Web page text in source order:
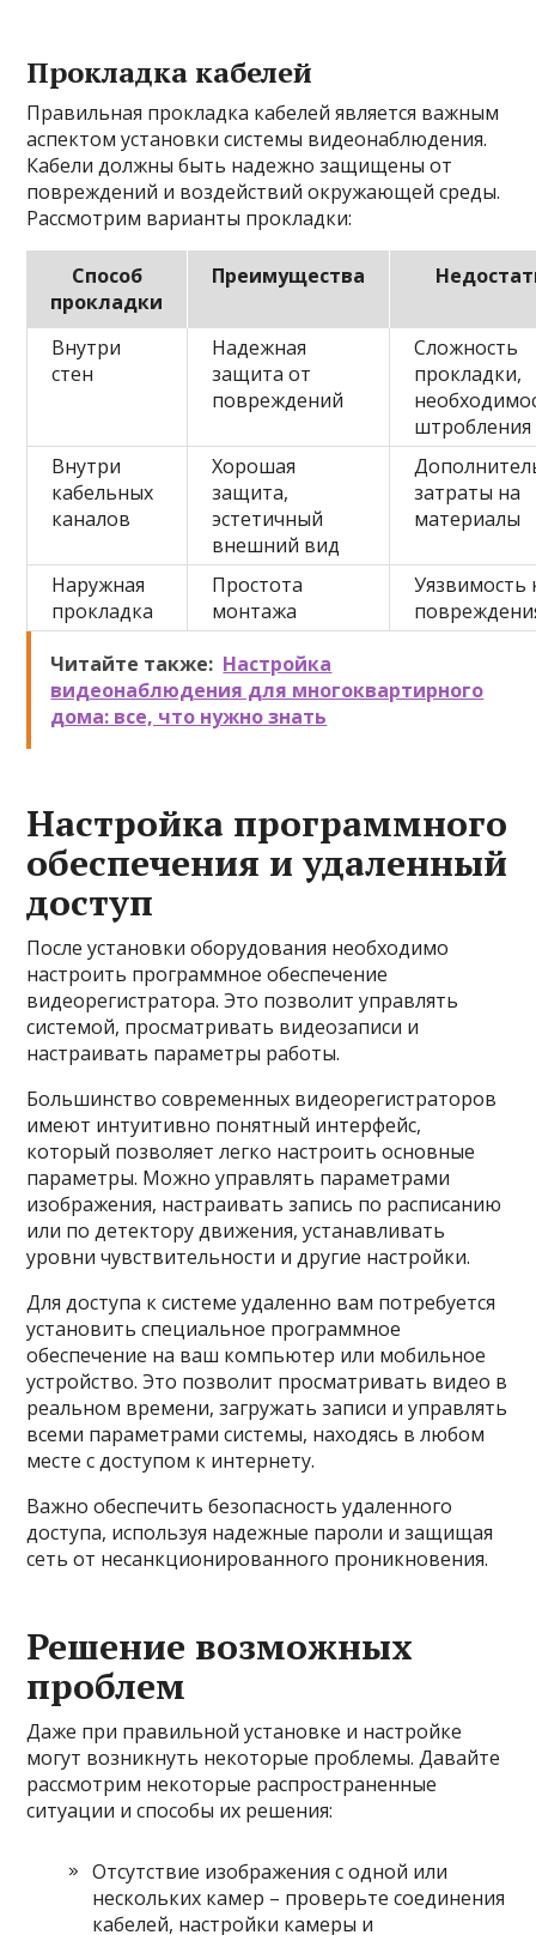
Прокладка кабелей
Правильная прокладка кабелей является важным
аспектом установки системы видеонаблюдения.
Кабели должны быть надежно защищены от
повреждений и воздействий окружающей среды.
Рассмотрим варианты прокладки:
Способ
прокладки
Преимущества
Внутри
стен
Надежная
защита от
повреждений
Сложность
прокладки,
штробления
Внутри
кабельных
каналов
Хорошая
защита,
эстетичный
внешний вид
затраты на
материалы
Наружная
прокладка
Простота
монтажа
Уязвимость
Читайте также: Настройка
видеонаблюдения для многоквартирного
дома: все, что нужно знать
Настройка программного
обеспечения и удаленный
доступ
После установки оборудования необходимо
настроить программное обеспечение
видеорегистратора. Это позволит управлять
системой, просматривать видеозаписи и
настраивать параметры работы.
Большинство современных видеорегистраторов
имеют интуитивно понятный интерфейс,
который позволяет легко настроить основные
параметры. Можно управлять параметрами
изображения, настраивать запись по расписанию
или по детектору движения, устанавливать
уровни чувствительности и другие настройки.
Для доступа к системе удаленно вам потребуется
установить специальное программное
обеспечение на ваш компьютер или мобильное
устройство. Это позволит просматривать видео в
реальном времени, загружать записи и управлять
всеми параметрами системы, находясь в любом
месте с доступом к интернету.
Важно обеспечить безопасность удаленного
доступа, используя надежные пароли и защищая
сеть от несанкционированного проникновения.
Решение возможных
проблем
Даже при правильной установке и настройке
могут возникнуть некоторые проблемы. Давайте
рассмотрим некоторые распространенные
ситуации и способы их решения:
Отсутствие изображения с одной или
нескольких камер – проверьте соединения
кабелей, настройки камеры и